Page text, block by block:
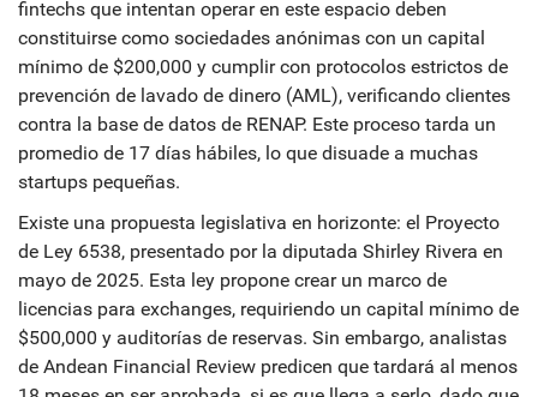
fintechs que intentan operar en este espacio deben
constituirse como sociedades anónimas con un capital
mínimo de $200,000 y cumplir con protocolos estrictos de
prevención de lavado de dinero (AML), verificando clientes
contra la base de datos de RENAP. Este proceso tarda un
promedio de 17 días hábiles, lo que disuade a muchas
startups pequeñas.
Existe una propuesta legislativa en horizonte: el Proyecto
de Ley 6538, presentado por la diputada Shirley Rivera en
mayo de 2025. Esta ley propone crear un marco de
licencias para exchanges, requiriendo un capital mínimo de
$500,000 y auditorías de reservas. Sin embargo, analistas
de Andean Financial Review predicen que tardará al menos